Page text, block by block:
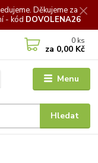
Děkujeme za
- kód DOVOLENA26
Menu
Hledat
0 ks
za 0,00 Kč